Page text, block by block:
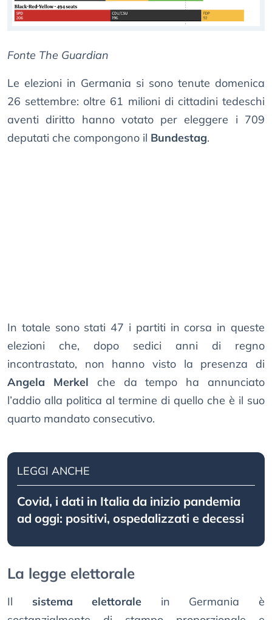
Fonte The Guardian
Le elezioni in Germania si sono tenute domenica
26 settembre: oltre 61 milioni di cittadini tedeschi
aventi diritto hanno votato per eleggere i 709
deputati che compongono il Bundestag.
In totale sono stati 47 i partiti in corsa in queste
elezioni che, dopo sedici anni di regno
incontrastato, non hanno visto la presenza di
Angela Merkel che da tempo ha annunciato
l’addio alla politica al termine di quello che è il suo
quarto mandato consecutivo.
LEGGI ANCHE
Covid, i dati in Italia da inizio pandemia
ad oggi: positivi, ospedalizzati e decessi
La legge elettorale
Il sistema elettorale in Germania è